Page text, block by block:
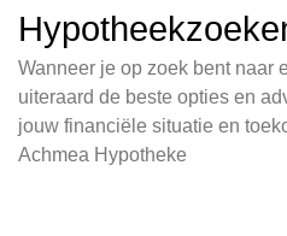
Wanneer je op zoek bent naar
uiteraard de beste opties en
jouw financiële situatie en
Achmea Hypotheke